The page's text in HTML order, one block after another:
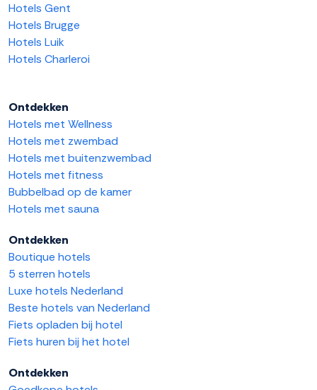
Hotels Gent
Hotels Brugge
Hotels Luik
Hotels Charleroi
Ontdekken
Hotels met Wellness
Hotels met zwembad
Hotels met buitenzwembad
Hotels met fitness
Bubbelbad op de kamer
Hotels met sauna
Ontdekken
Boutique hotels
5 sterren hotels
Luxe hotels Nederland
Beste hotels van Nederland
Fiets opladen bij hotel
Fiets huren bij het hotel
Ontdekken